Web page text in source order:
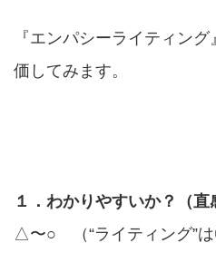
『エンパシーライティン
価してみます。
１．わかりやすいか？（直
△〜○ （“ライティング”